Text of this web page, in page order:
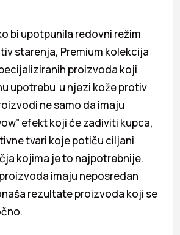
bi upotpunila redovni režim
starenja, Premium kolekcija
proizvoda koji
upotrebu u njezi kože protiv
ne samo da imaju
efekt koji će zadiviti kupca,
tvari koje potiču ciljani
kojima je to najpotrebnije.
imaju neposredan
rezultate proizvoda koji se